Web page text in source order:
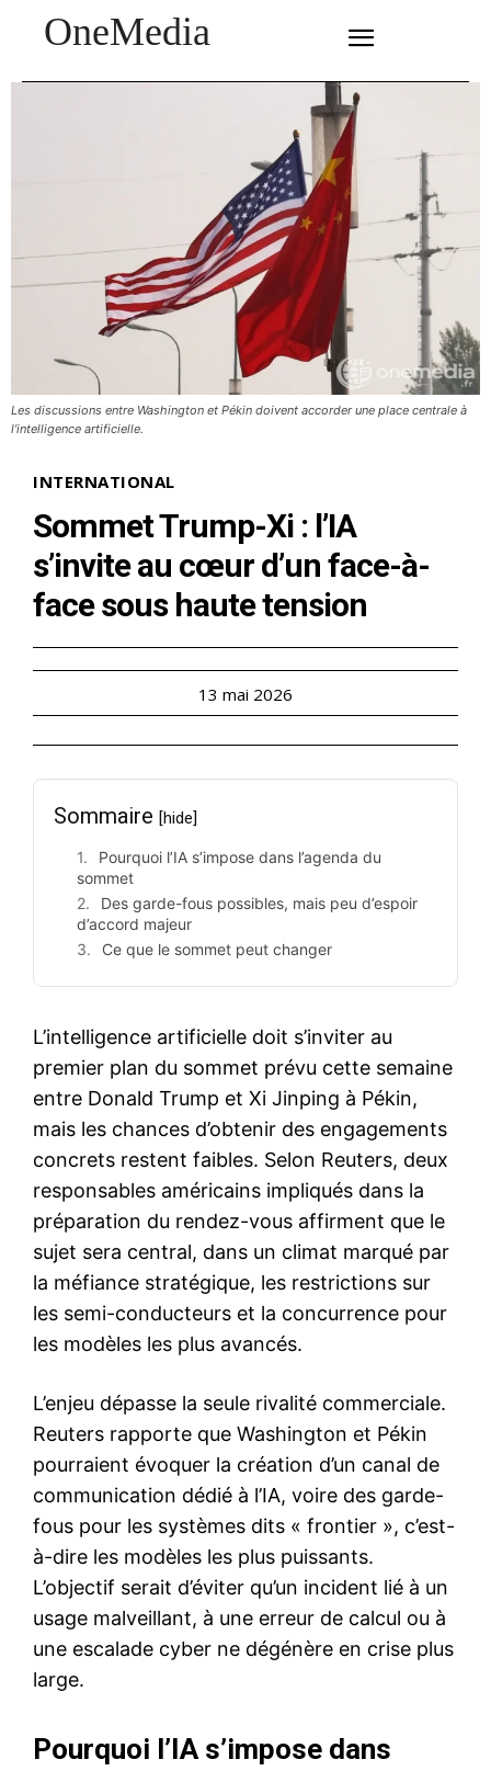
OneMedia
Les discussions entre Washington et Pékin doivent accorder une place centrale à
l’intelligence artificielle.
INTERNATIONAL
Sommet Trump-Xi : l’IA
s’invite au cœur d’un face-à-
face sous haute tension
13 mai 2026
Sommaire [hide]
Pourquoi l’IA s’impose dans l’agenda du
sommet
Des garde-fous possibles, mais peu d’espoir
d’accord majeur
Ce que le sommet peut changer
L’intelligence artificielle doit s’inviter au
premier plan du sommet prévu cette semaine
entre Donald Trump et Xi Jinping à Pékin,
mais les chances d’obtenir des engagements
concrets restent faibles. Selon Reuters, deux
responsables américains impliqués dans la
préparation du rendez-vous affirment que le
sujet sera central, dans un climat marqué par
la méfiance stratégique, les restrictions sur
les semi-conducteurs et la concurrence pour
les modèles les plus avancés.
L’enjeu dépasse la seule rivalité commerciale.
Reuters rapporte que Washington et Pékin
pourraient évoquer la création d’un canal de
communication dédié à l’IA, voire des garde-
fous pour les systèmes dits « frontier », c’est-
à-dire les modèles les plus puissants.
L’objectif serait d’éviter qu’un incident lié à un
usage malveillant, à une erreur de calcul ou à
une escalade cyber ne dégénère en crise plus
large.
Pourquoi l’IA s’impose dans